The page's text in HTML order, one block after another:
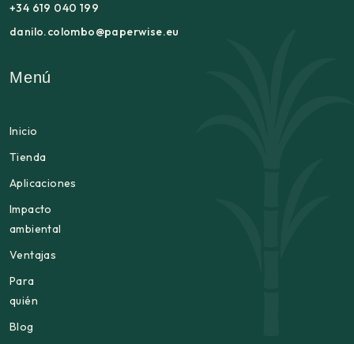
+34 619 040 199
danilo.colombo@paperwise.eu
Menú
Inicio
Tienda
Aplicaciones
Impacto
ambiental
Ventajas
Para
quién
Blog